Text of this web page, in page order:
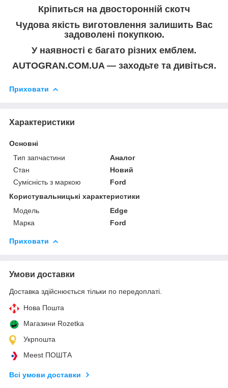
Кріпиться на двосторонній скотч
Чудова якість виготовлення залишить Вас
задоволені покупкою.
У наявності є багато різних емблем.
AUTOGRAN.COM.UA — заходьте та дивіться.
Приховати
Характеристики
Основні
Тип запчастини
Аналог
Стан
Новий
Сумісність з маркою
Ford
Користувальницькі характеристики
Модель
Edge
Марка
Ford
Приховати
Умови доставки
Доставка здійснюється тільки по передоплаті.
Нова Пошта
Магазини Rozetka
Укрпошта
Meest ПОШТА
Всі умови доставки